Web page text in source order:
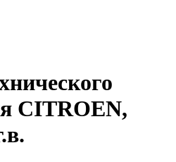
CITROEN,